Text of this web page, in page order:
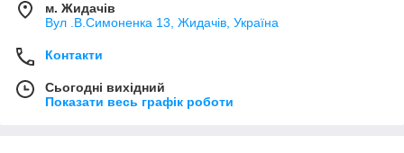
м. Жидачів
Вул .В.Симоненка 13, Жидачів, Україна
Контакти
Сьогодні вихідний
Показати весь графік роботи